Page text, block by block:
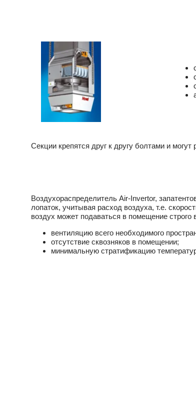
Секции крепятся друг к другу болтами и
Воздухораспределитель Air-Invertor,
лопаток, учитывая расход возду­ха, т.е.
воздух может подаваться в помещение строго
вентиляцию всего необходимого
отсутствие сквозняков в помещении;
минимальную стратификацию